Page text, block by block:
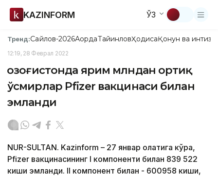
KAZINFORM ЎЗ
Тренд:Сайлов-2026АқордаТайинловҲодисаҚонун ва
12:19, 28 Феврал 2022
Қозоғистонда ярим млндан ортиқ
ўсмирлар Pfizer вакцинаси билан
эмланди
NUR-SULTAN. Kazinform – 27 январ ҳолатига кўра,
Pfizer вакцинасининг I компоненти билан 839 522
киши эмланди. II компонент билан - 600958 киши,